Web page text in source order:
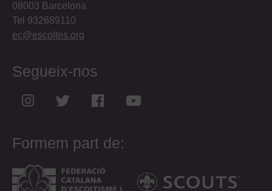
08003 Barcelona
Tel 932689110
ec@escoltes.org
Segueix-nos
Formem part de: